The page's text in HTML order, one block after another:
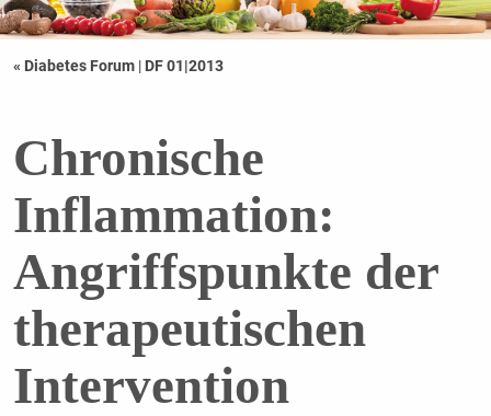
« Diabetes Forum | DF 01|2013
Chronische
Inflammation:
Angriffspunkte der
therapeutischen
Intervention